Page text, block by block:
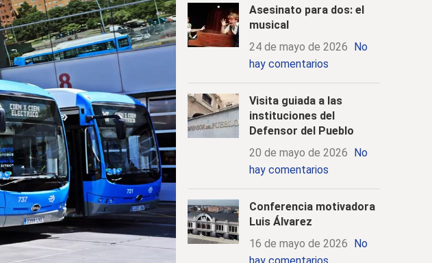
Asesinato para dos: el
musical
24 de mayo de 2026 No
hay comentarios
Visita guiada a las
instituciones del
Defensor del Pueblo
20 de mayo de 2026 No
hay comentarios
Conferencia motivadora
Luis Álvarez
16 de mayo de 2026 No